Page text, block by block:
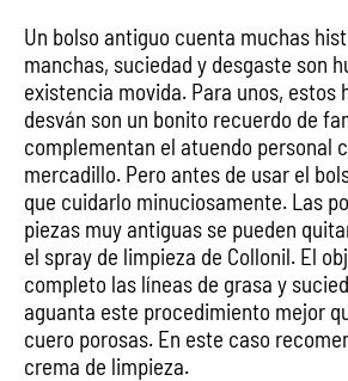
Un bolso antiguo cuenta muchas
manchas, suciedad y desgaste son
existencia movida. Para unos, estos
desván son un bonito recuerdo de
complementan el atuendo personal
mercadillo. Pero antes de usar el
que cuidarlo minuciosamente. Las
piezas muy antiguas se pueden
el spray de limpieza de Collonil. El
completo las líneas de grasa y
aguanta este procedimiento mejor
cuero porosas. En este caso
crema de limpieza.